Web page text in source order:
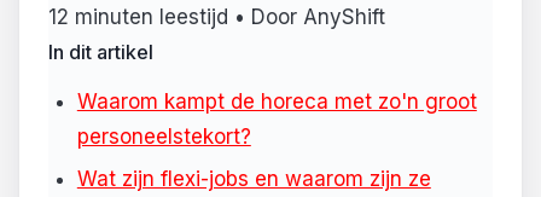
12 minuten leestijd • Door AnyShift
In dit artikel
Waarom kampt de horeca met zo'n groot
personeelstekort?
Wat zijn flexi-jobs en waarom zijn ze